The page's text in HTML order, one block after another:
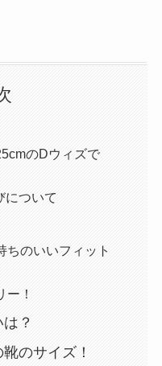
のDウィズで
について
ちのいいフィット
ー！
？
のサイズ！